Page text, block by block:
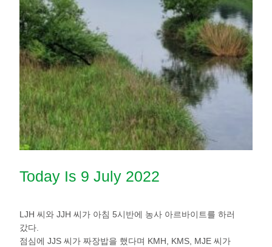
Today Is 9 July 2022
LJH 씨와 JJH 씨가 아침 5시반에 농사 아르바이트를 하러
갔다.
점심에 JJS 씨가 짜장밥을 했다며 KMH, KMS, MJE 씨가